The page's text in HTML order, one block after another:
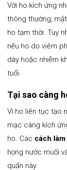
Với ho kích ứng
thông thường,
ho tạm thời. Tuy
nếu ho do viêm
dày hoặc nhiễm
tuổi.
Tại sao càng
Vì ho liên tục tạo
mạc càng kích
ho. Các cách
họng nước muối
quẩn này.